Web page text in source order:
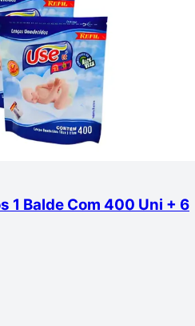
1 Balde Com 400 Uni + 6